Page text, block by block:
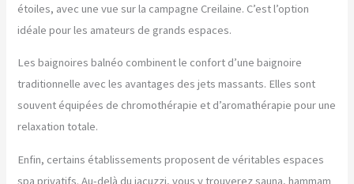
étoiles, avec une vue sur la campagne Creilaine. C’est l’option
idéale pour les amateurs de grands espaces.
Les baignoires balnéo combinent le confort d’une baignoire
traditionnelle avec les avantages des jets massants. Elles sont
souvent équipées de chromothérapie et d’aromathérapie pour une
relaxation totale.
Enfin, certains établissements proposent de véritables espaces
spa privatifs. Au-delà du jacuzzi, vous y trouverez sauna, hammam